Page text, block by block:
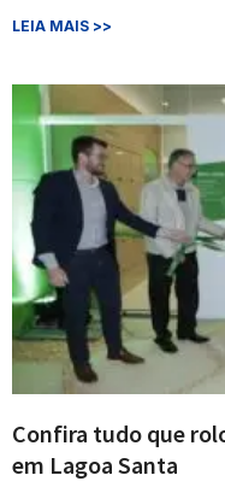
LEIA MAIS >>
Confira tudo que
em Lagoa Santa